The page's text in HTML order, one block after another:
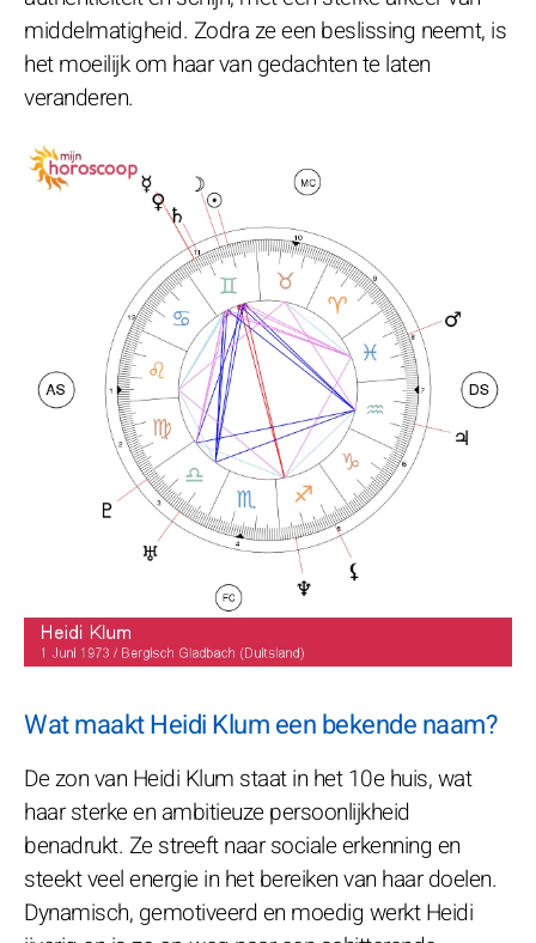
middelmatigheid. Zodra ze een beslissing neemt, is
het moeilijk om haar van gedachten te laten
veranderen.
Wat maakt Heidi Klum een bekende naam?
De zon van Heidi Klum staat in het 10e huis, wat
haar sterke en ambitieuze persoonlijkheid
benadrukt. Ze streeft naar sociale erkenning en
steekt veel energie in het bereiken van haar doelen.
Dynamisch, gemotiveerd en moedig werkt Heidi